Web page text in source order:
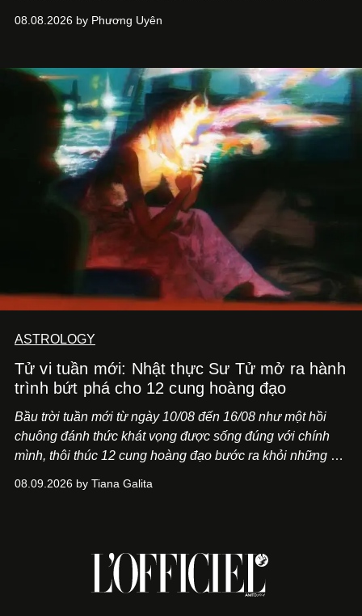
Kitchen Bar và SALEM tại TP.HCM.
08.08.2026 by Phương Uyên
ASTROLOGY
Tử vi tuần mới: Nhật thực Sư Tử mở ra hành
trình bứt phá cho 12 cung hoàng đạo
Bầu trời tuần mới từ ngày 10/08 đến 16/08 như một hồi
chuông đánh thức khát vọng được sống đúng với chính
mình, thôi thúc 12 cung hoàng đạo bước ra khỏi những vỏ
08.09.2026 by Tiana Galita